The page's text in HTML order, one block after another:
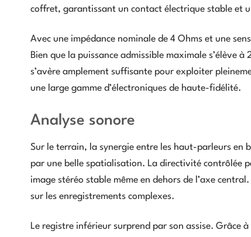
coffret, garantissant un contact électrique stable et
Avec une impédance nominale de 4 Ohms et une
Bien que la puissance admissible maximale s’élève
s’avère amplement suffisante pour exploiter
une large gamme d’électroniques de haute-fidélité.
Analyse sonore
Sur le terrain, la synergie entre les haut-parleurs en
par une belle spatialisation. La directivité contrôlée
image stéréo stable même en dehors de l’axe
sur les enregistrements complexes.
Le registre inférieur surprend par son assise. Grâce